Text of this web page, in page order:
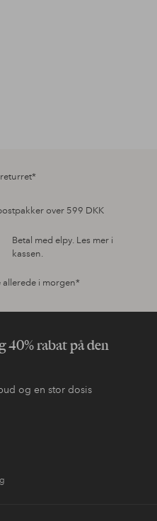
over 599 DKK
Betal med elpy. Les mer i
kassen.
allerede i morgen*
40% rabat på den
og en stor dosis